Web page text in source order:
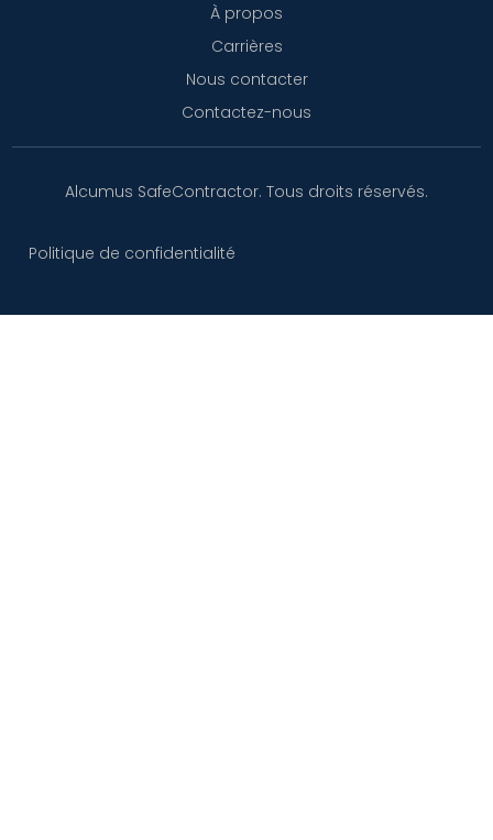
À propos
Carrières
Nous contacter
Contactez-nous
Alcumus SafeContractor. Tous droits réservés.
Politique de confidentialité